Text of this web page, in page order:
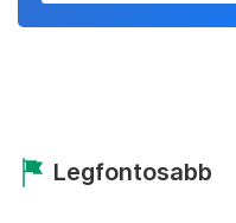
Legfontosabb